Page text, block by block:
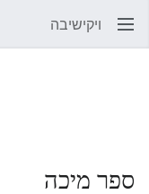
ויקישיבה
ספר מיכה